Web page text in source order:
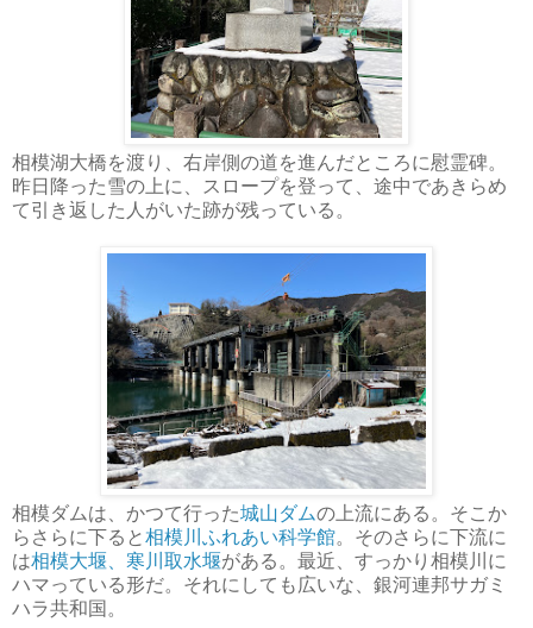
相模湖大橋を渡り、右岸側の道を進んだところに慰霊碑。
昨日降った雪の上に、スロープを登って、途中であきらめ
て引き返した人がいた跡が残っている。
相模ダムは、かつて行った城山ダムの上流にある。そこか
らさらに下ると相模川ふれあい科学館。そのさらに下流に
は相模大堰、寒川取水堰がある。最近、すっかり相模川に
ハマっている形だ。それにしても広いな、銀河連邦サガミ
ハラ共和国。